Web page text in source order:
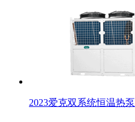
2023爱克双系统恒温热泵